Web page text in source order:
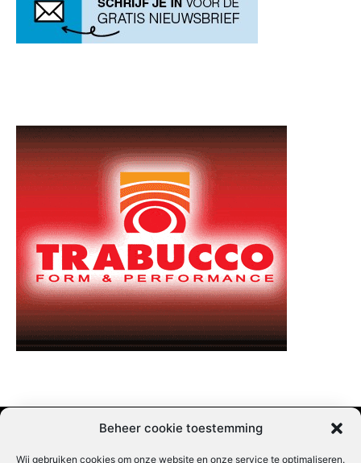
Beheer cookie toestemming
Wij gebruiken cookies om onze website en onze service te optimaliseren.